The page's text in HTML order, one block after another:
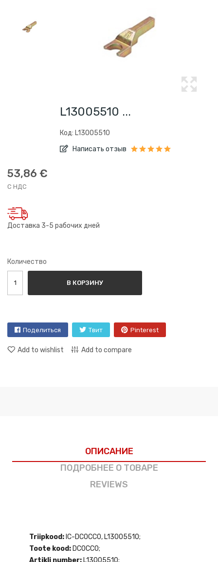
L13005510 ...
Код: L13005510
Написать отзыв
53,86 €
С НДС
Доставка 3-5 рабочих дней
Количество
В КОРЗИНУ
Поделиться Твит Pinterest
Add to wishlist Add to compare
ОПИСАНИЕ
ПОДРОБНЕЕ О ТОВАРЕ
REVIEWS
Triipkood: IC-DC0CC0, L13005510;
Toote kood: DC0CC0;
Artikli number: L13005510;